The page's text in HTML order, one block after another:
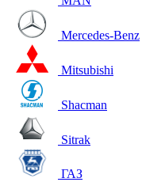
Mercedes-Benz
Mitsubishi
Shacman
Sitrak
ГАЗ